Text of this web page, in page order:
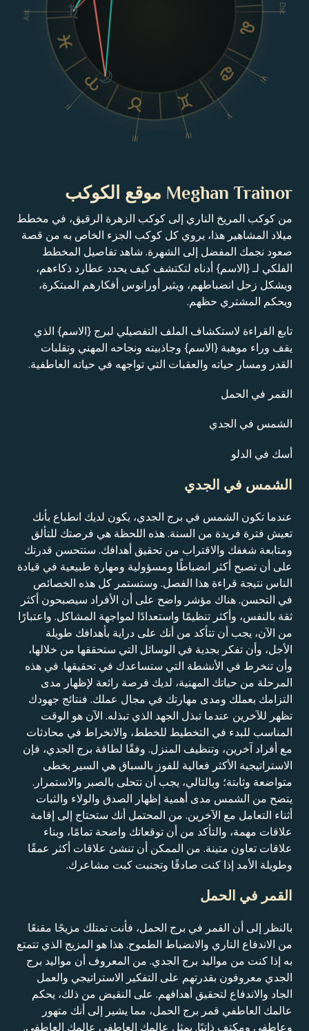
Asc
II
III IV
V
VI
Dsc
Meghan Trainor موقع الكوكب
من كوكب المريخ الناري إلى كوكب الزهرة الرقيق، في مخطط
ميلاد المشاهير هذا، يروي كل كوكب الجزء الخاص به من قصة
صعود نجمك المفضل إلى الشهرة. شاهد تفاصيل المخطط
الفلكي لـ {الاسم} أدناه لتكتشف كيف يحدد عطارد ذكاءهم،
ويشكل زحل انضباطهم، ويثير أورانوس أفكارهم المبتكرة،
ويحكم المشتري حظهم.
تابع القراءة لاستكشاف الملف التفصيلي لبرج {الاسم} الذي
يقف وراء موهبة {الاسم} وجاذبيته ونجاحه المهني وتقلبات
القدر ومسار حياته والعقبات التي تواجهه في حياته العاطفية.
القمر في الحمل
الشمس في الجدي
أسك في الدلو
الشمس في الجدي
عندما تكون الشمس في برج الجدي، يكون لديك انطباع بأنك
تعيش فترة فريدة من السنة. هذه اللحظة هي فرصتك للتألق
ومتابعة شغفك والاقتراب من تحقيق أهدافك. ستتحسن قدرتك
على أن تصبح أكثر انضباطًا ومسؤولية ومهارة طبيعية في قيادة
الناس نتيجة قراءة هذا الفصل. وستستمر كل هذه الخصائص
في التحسن. هناك مؤشر واضح على أن الأفراد سيصبحون أكثر
ثقة بالنفس، وأكثر تنظيمًا واستعدادًا لمواجهة المشاكل. واعتبارًا
من الآن، يجب أن تتأكد من أنك على دراية بأهدافك طويلة
الأجل، وأن تفكر بجدية في الوسائل التي ستحققها من خلالها،
وأن تنخرط في الأنشطة التي ستساعدك في تحقيقها. في هذه
المرحلة من حياتك المهنية، لديك فرصة رائعة لإظهار مدى
التزامك بعملك ومدى مهارتك في مجال عملك. فنتائج جهودك
تظهر للآخرين عندما تبذل الجهد الذي تبذله. الآن هو الوقت
المناسب للبدء في التخطيط للخطط، والانخراط في محادثات
مع أفراد آخرين، وتنظيف المنزل. وفقًا لطاقة برج الجدي، فإن
الاستراتيجية الأكثر فعالية للفوز بالسباق هي السير بخطى
متواضعة وثابتة؛ وبالتالي، يجب أن تتحلى بالصبر والاستمرار.
يتضح من الشمس مدى أهمية إظهار الصدق والولاء والثبات
أثناء التعامل مع الآخرين. من المحتمل أنك ستحتاج إلى إقامة
علاقات مهمة، والتأكد من أن توقعاتك واضحة تمامًا، وبناء
علاقات تعاون متينة. من الممكن أن تنشئ علاقات أكثر عمقًا
وطويلة الأمد إذا كنت صادقًا وتجنبت كبت مشاعرك.
القمر في الحمل
بالنظر إلى أن القمر في برج الحمل، فأنت تمتلك مزيجًا مقنعًا
من الاندفاع الناري والانضباط الطموح. هذا هو المزيج الذي تتمتع
به إذا كنت من مواليد برج الجدي. من المعروف أن مواليد برج
الجدي معروفون بقدرتهم على التفكير الاستراتيجي والعمل
الجاد والاندفاع لتحقيق أهدافهم. على النقيض من ذلك، يحكم
عالمك العاطفي قمر برج الحمل، مما يشير إلى أنك متهور
وعاطفي ومكتفٍ ذاتيًا. يمثل عالمك العاطفي عالمك العاطفي.